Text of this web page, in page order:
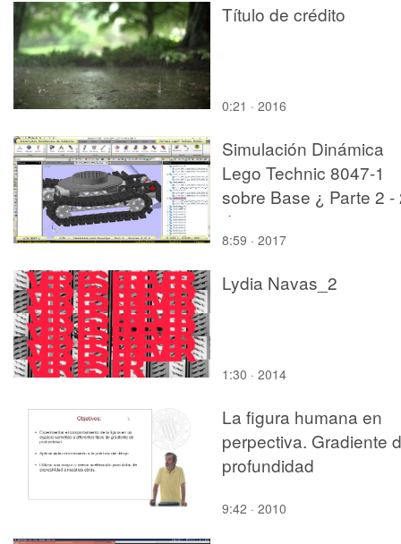
Título de crédito
0:21 · 2016
Simulación Dinámica
Lego Technic 8047-1
sobre Base ¿ Parte 2 -
de 2
8:59 · 2017
Lydia Navas_2
1:30 · 2014
La figura humana en
perpectiva. Gradiente
profundidad
9:42 · 2010